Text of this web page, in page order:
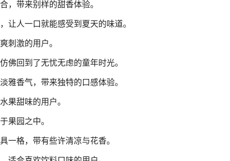
，带来别样的甜香体验。
让人一口就能感受到夏天的味道。
刺激的用户。
佛回到了无忧无虑的童年时光。
雅香气，带来独特的口感体验。
果甜味的用户。
果园之中。
一格，带有些许清凉与花香。